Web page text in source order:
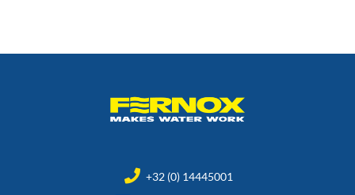
+32 (0) 14445001